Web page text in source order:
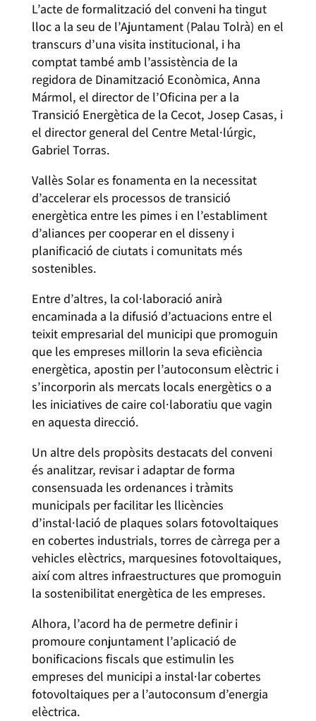
L’acte de formalització del conveni ha tingut
lloc a la seu de l’Ajuntament (Palau Tolrà) en el
transcurs d’una visita institucional, i ha
comptat també amb l’assistència de la
regidora de Dinamització Econòmica, Anna
Mármol, el director de l’Oficina per a la
Transició Energètica de la Cecot, Josep Casas, i
el director general del Centre Metal·lúrgic,
Gabriel Torras.
Vallès Solar es fonamenta en la necessitat
d’accelerar els processos de transició
energètica entre les pimes i en l’establiment
d’aliances per cooperar en el disseny i
planificació de ciutats i comunitats més
sostenibles.
Entre d’altres, la col·laboració anirà
encaminada a la difusió d’actuacions entre el
teixit empresarial del municipi que promoguin
que les empreses millorin la seva eficiència
energètica, apostin per l’autoconsum elèctric i
s’incorporin als mercats locals energètics o a
les iniciatives de caire col·laboratiu que vagin
en aquesta direcció.
Un altre dels propòsits destacats del conveni
és analitzar, revisar i adaptar de forma
consensuada les ordenances i tràmits
municipals per facilitar les llicències
d’instal·lació de plaques solars fotovoltaiques
en cobertes industrials, torres de càrrega per a
vehicles elèctrics, marquesines fotovoltaiques,
així com altres infraestructures que promoguin
la sostenibilitat energètica de les empreses.
Alhora, l’acord ha de permetre definir i
promoure conjuntament l’aplicació de
bonificacions fiscals que estimulin les
empreses del municipi a instal·lar cobertes
fotovoltaiques per a l’autoconsum d’energia
elèctrica.